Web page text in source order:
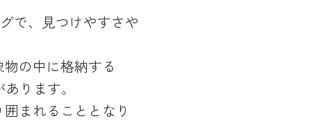
で、見つけやすさや
の中に格納する
ります。
まれることとなり